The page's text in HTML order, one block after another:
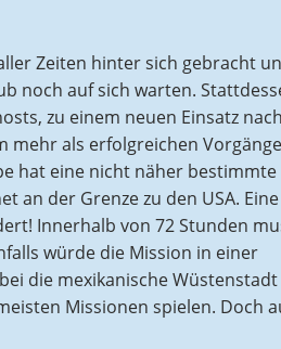
Zeiten hinter sich gebracht
noch auf sich warten.
zu einem neuen Einsatz nach
mehr als erfolgreichen
hat eine nicht näher bestimmte
an der Grenze zu den USA. Eine
Innerhalb von 72 Stunden
würde die Mission in einer
die mexikanische Wüstenstadt
Missionen spielen. Doch